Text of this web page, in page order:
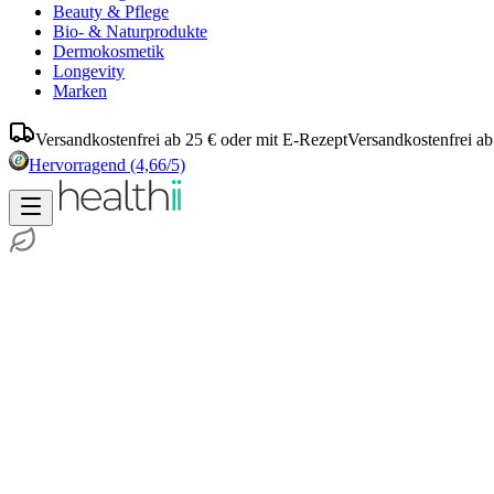
Beauty & Pflege
Bio- & Naturprodukte
Dermokosmetik
Longevity
Marken
Versandkostenfrei ab 25 € oder mit E-RezeptVersandkostenfrei
Hervorragend (4,66/5)